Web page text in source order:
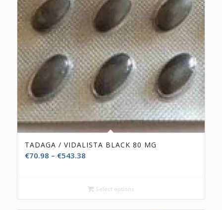
TADAGA / VIDALISTA BLACK 80 MG
€70.98 – €543.38
Select options